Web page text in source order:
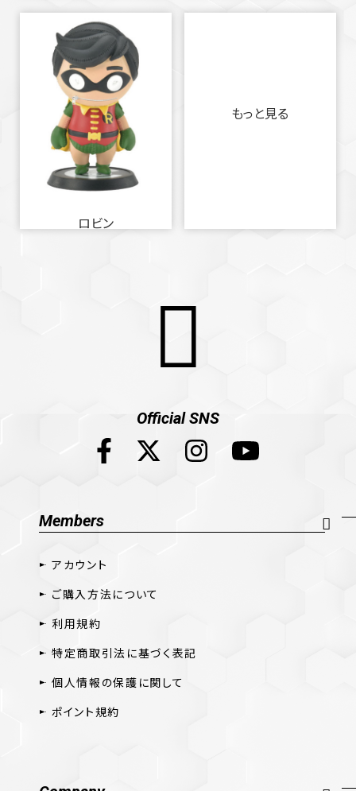
ロビン
もっと見る
Official SNS
Members
アカウント
ご購入方法について
利用規約
特定商取引法に基づく表記
個人情報の保護に関して
ポイント規約